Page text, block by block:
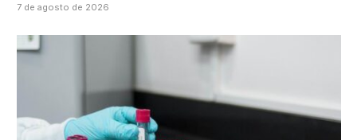
7 de agosto de 2026